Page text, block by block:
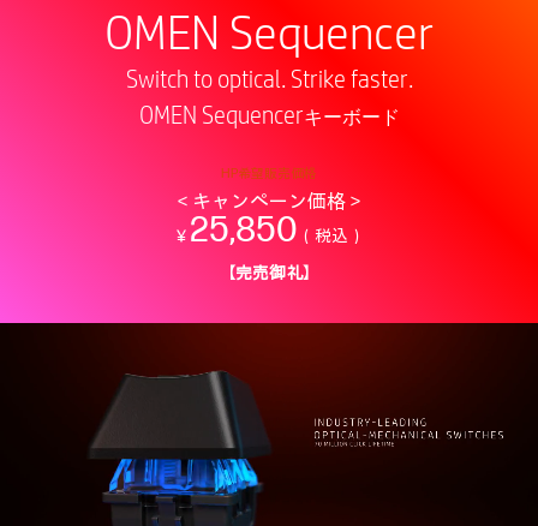
OMEN Sequencer
Switch to optical. Strike faster.
OMEN Sequencerキーボード
HP希望販売価格
＜キャンペーン価格＞
￥ 25,850 （税込）
【完売御礼】